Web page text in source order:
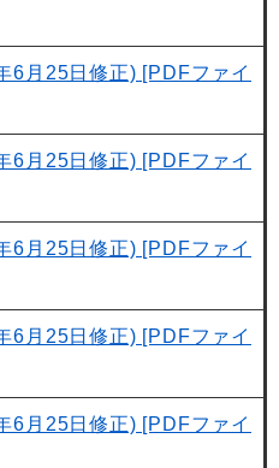
6月25日修正) [PDFファイ
6月25日修正) [PDFファイ
6月25日修正) [PDFファイ
6月25日修正) [PDFファイ
6月25日修正) [PDFファイ